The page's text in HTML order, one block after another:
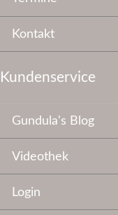
Kontakt
Kundenservice
Gundula's Blog
Videothek
Login